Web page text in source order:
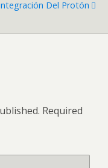
Del Protón
Required